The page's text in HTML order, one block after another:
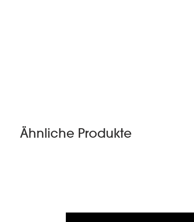
Ähnliche Produkte